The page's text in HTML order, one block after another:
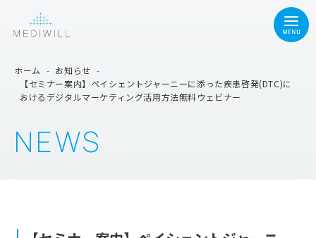
ホーム - お知らせ -
【セミナー案内】ペイシェントジャーニーに添った疾患啓発(DTC)に
おけるデジタルマーケティング活用方法無料ウェビナー
NEWS